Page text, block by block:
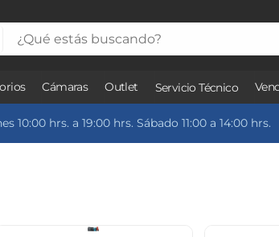
Cámaras Outlet Servicio Técnico
10:00 hrs. a 19:00 hrs. Sábado 11:00 a 14:00 hrs.